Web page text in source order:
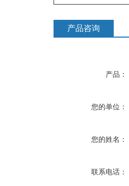
产品咨询
产品：
您的单位：
您的姓名：
联系电话：